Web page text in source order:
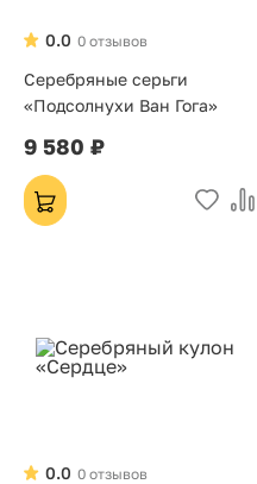
0 отзывов
0.0
Серебряные серьги
«Подсолнухи Ван Гога»
9 580 ₽
0 отзывов
0.0